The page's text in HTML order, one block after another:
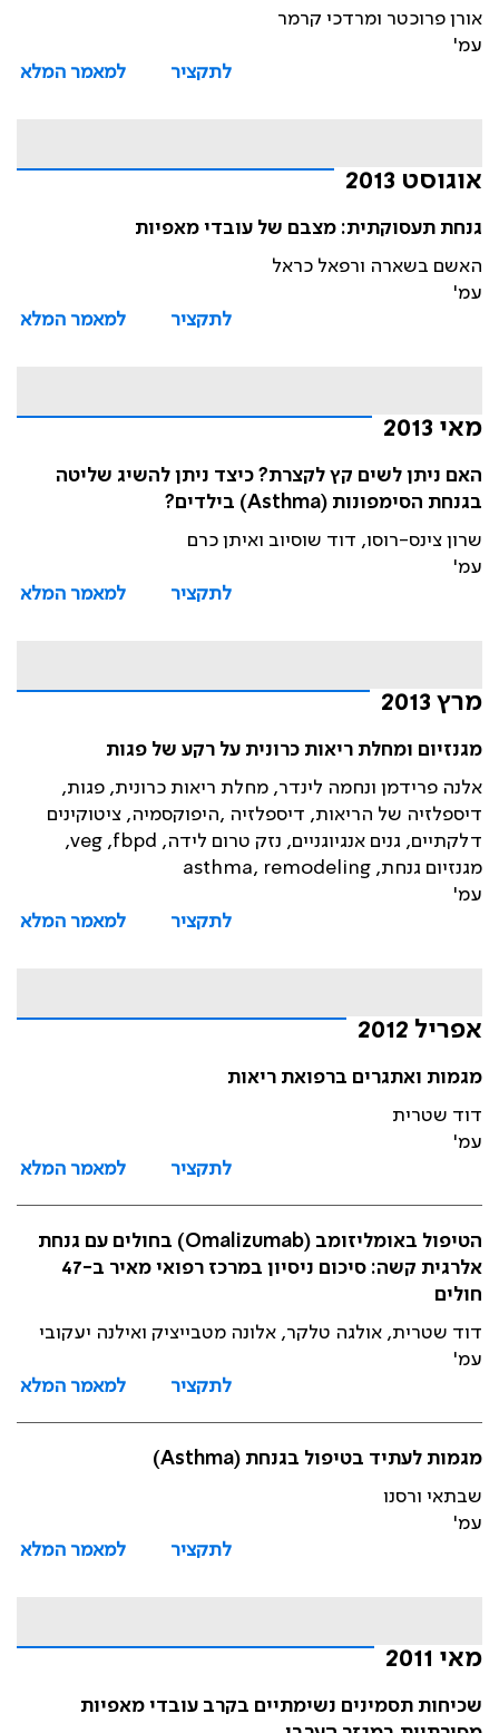
אורן פרוכטר ומרדכי קרמר
עמ'
לתקציר
למאמר המלא
אוגוסט 2013
גנחת תעסוקתית: מצבם של עובדי מאפיות
האשם בשארה ורפאל כראל
עמ'
לתקציר
למאמר המלא
מאי 2013
האם ניתן לשים קץ לקצרת? כיצד ניתן להשיג שליטה
בגנחת הסימפונות (Asthma) בילדים?
שרון צינס-רוסו, דוד שוסיוב ואיתן כרם
עמ'
לתקציר
למאמר המלא
מרץ 2013
מגנזיום ומחלת ריאות כרונית על רקע של פגות
אלנה פרידמן ונחמה לינדר, מחלת ריאות כרונית, פגות,
דיספלזיה של הריאות, דיספלזיה ,היפוקסמיה, ציטוקינים
דלקתיים, גנים אנגיוגניים, נזק טרום לידה, veg ,fbpd,
מגנזיום גנחת, asthma, remodeling
עמ'
לתקציר
למאמר המלא
אפריל 2012
מגמות ואתגרים ברפואת ריאות
דוד שטרית
עמ'
לתקציר
למאמר המלא
הטיפול באומליזומב (Omalizumab) בחולים עם גנחת
אלרגית קשה: סיכום ניסיון במרכז רפואי מאיר ב-47
חולים
דוד שטרית, אולגה טלקר, אלונה מטבייציק ואילנה יעקובי
עמ'
לתקציר
למאמר המלא
מגמות לעתיד בטיפול בגנחת (Asthma)
שבתאי ורסנו
עמ'
לתקציר
למאמר המלא
מאי 2011
שכיחות תסמינים נשימתיים בקרב עובדי מאפיות